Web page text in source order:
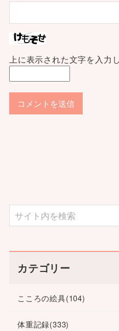
上に表示された文字を入力
カテゴリー
こころの絵具(104)
体重記録(333)